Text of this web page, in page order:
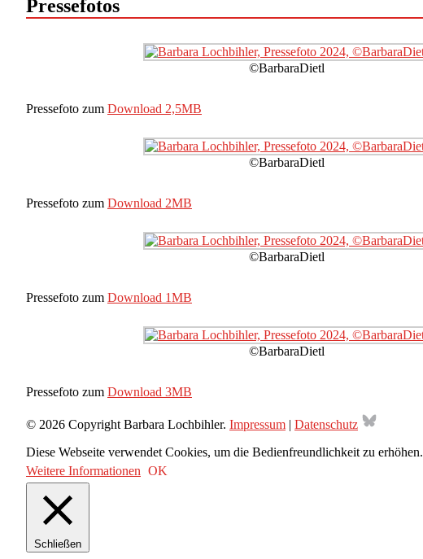
Pressefotos
©BarbaraDietl
Pressefoto zum Download 2,5MB
©BarbaraDietl
Pressefoto zum Download 2MB
©BarbaraDietl
Pressefoto zum Download 1MB
©BarbaraDietl
Pressefoto zum Download 3MB
© 2026 Copyright Barbara Lochbihler. Impressum | Datenschutz
Diese Webseite verwendet Cookies, um die Bedienfreundlichkeit zu erhöhen.
Weitere Informationen OK
Schließen